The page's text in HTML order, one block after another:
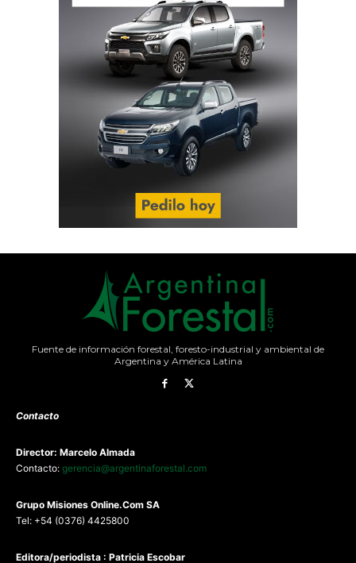
Fuente de información forestal, foresto-industrial y ambiental de
Argentina y América Latina
Contacto
Director: Marcelo Almada
Contacto: gerencia@argentinaforestal.com
Grupo Misiones Online.Com SA
Tel: +54 (0376) 4425800
Editora/periodista : Patricia Escobar